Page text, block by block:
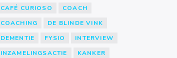
CAFÉ CURIOSO
COACH
COACHING
DE BLINDE VINK
DEMENTIE
FYSIO
INTERVIEW
INZAMELINGSACTIE
KANKER